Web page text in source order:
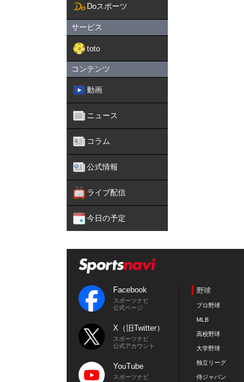
Doスポーツ
サービス
toto
コンテンツ
動画
ニュース
コラム
公式情報
ライブ配信
今日の予定
Facebook
スポーツナビ
公式ページ
X（旧Twitter）
スポーツナビ
公式アカウント
YouTube
スポーツナビ
野球
プロ野球
MLB
高校野球
大学野球
独立リーグ
侍ジャパン